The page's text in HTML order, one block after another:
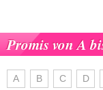
Promis von A
A B C D